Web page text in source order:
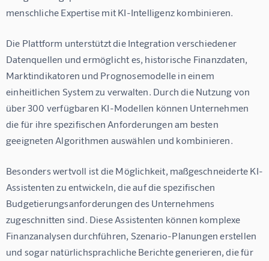
menschliche Expertise mit KI-Intelligenz kombinieren.
Die Plattform unterstützt die Integration verschiedener
Datenquellen und ermöglicht es, historische Finanzdaten,
Marktindikatoren und Prognosemodelle in einem
einheitlichen System zu verwalten. Durch die Nutzung von
über 300 verfügbaren KI-Modellen können Unternehmen
die für ihre spezifischen Anforderungen am besten
geeigneten Algorithmen auswählen und kombinieren.
Besonders wertvoll ist die Möglichkeit, maßgeschneiderte KI-
Assistenten zu entwickeln, die auf die spezifischen
Budgetierungsanforderungen des Unternehmens
zugeschnitten sind. Diese Assistenten können komplexe
Finanzanalysen durchführen, Szenario-Planungen erstellen
und sogar natürlichsprachliche Berichte generieren, die für